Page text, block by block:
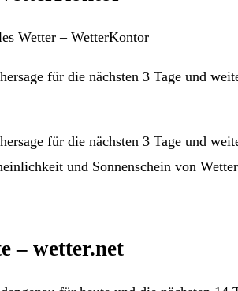
Wetter – WetterKontor
für die nächsten 3 Tage und
für die nächsten 3 Tage und
und Sonnenschein von
– wetter.net